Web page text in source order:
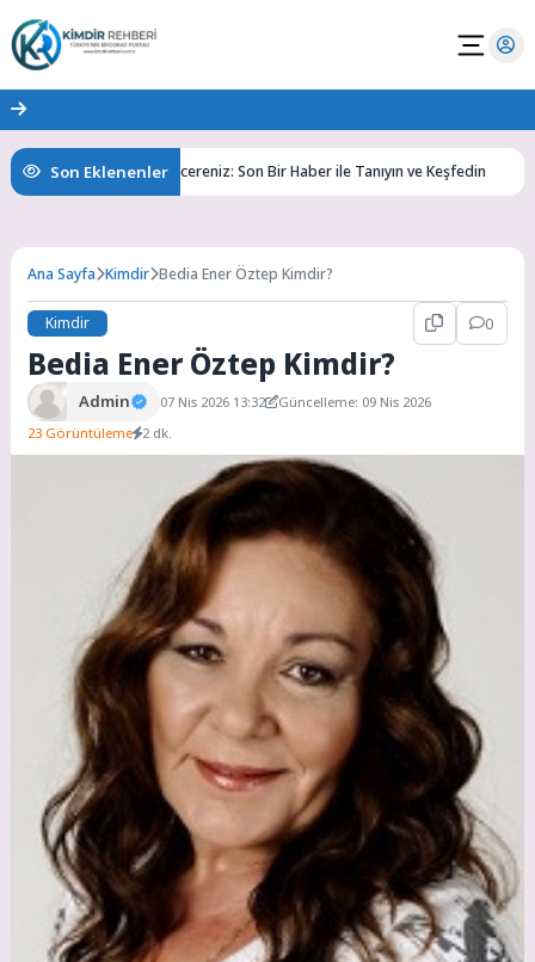
Son Eklenenler
Bilgiye Açılan Pencereniz: Son Bir Haber ile Tanıyın ve Keşfedin
Ana Sayfa Kimdir Bedia Ener Öztep Kimdir?
Kimdir 0
Bedia Ener Öztep Kimdir?
Admin 07 Nis 2026 13:32
Güncelleme: 09 Nis 2026
23 Görüntüleme 2 dk.